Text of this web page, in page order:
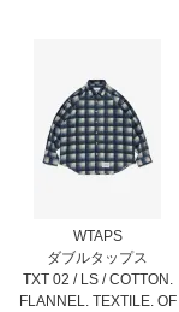
WTAPS
ダブルタップス
TXT 02 / LS / COTTON.
FLANNEL. TEXTILE. OF